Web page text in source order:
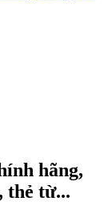
hãng,
thẻ từ...